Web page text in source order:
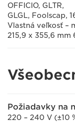
OFFICIO, GLTR,
GLGL, Foolscap,
Vlastná veľkosť –
215,9 x 355,6
Požiadavky na
220 – 240 V (±10